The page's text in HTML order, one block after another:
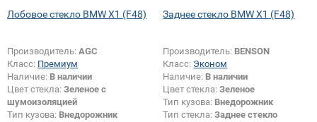
Лобовое стекло BMW X1 (F48)
Производитель: AGC
Класс: Премиум
Наличие: В наличии
Цвет стекла: Зеленое с
шумоизоляцией
Тип кузова: Внедорожник
Заднее стекло BMW X1 (F48)
Производитель: BENSON
Класс: Эконом
Наличие: В наличии
Цвет стекла:Зеленое
Тип кузова: Внедорожник
Тип стекла:Заднее стекло